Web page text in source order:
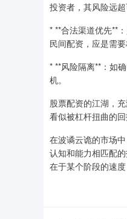
投资者，其风险远超
* **合法渠道优先**
民间配资，应是需要
* **风险隔离**：如
机。
股票配资的江湖，
看似被杠杆扭曲的
在波谲云诡的市场
认知和能力相匹配
在于某个阶段的速